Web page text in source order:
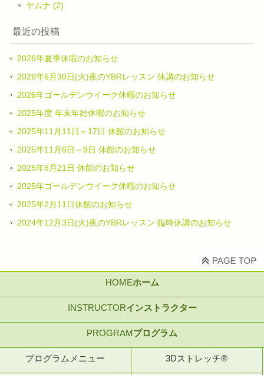
ヤムナ (2)
最近の投稿
2026年夏季休暇のお知らせ
2026年6月30日(火)夜のYBRレッスン 休講のお知らせ
2026年ゴールデンウイーク休暇のお知らせ
2025年度 年末年始休暇のお知らせ
2025年11月11日～17日 休館のお知らせ
2025年11月6日～9日 休館のお知らせ
2025年6月21日 休館のお知らせ
2025年ゴールデンウイーク休暇のお知らせ
2025年2月11日休館のお知らせ
2024年12月3日(火)夜のYBRレッスン 臨時休講のお知らせ
HOMEホーム
INSTRUCTORインストラクター
PROGRAMプログラム
プログラムメニュー 3Dストレッチ®